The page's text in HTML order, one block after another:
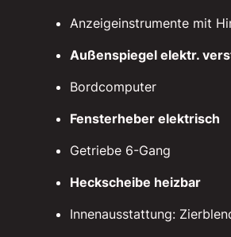
Anzeigeinstrumente mit
Außenspiegel elektr.
Bordcomputer
Fensterheber elektrisch
Getriebe 6-Gang
Heckscheibe heizbar
Innenausstattung: